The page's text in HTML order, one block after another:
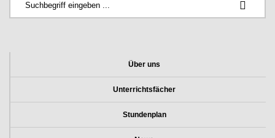
Über uns
Unterrichtsfächer
Stundenplan